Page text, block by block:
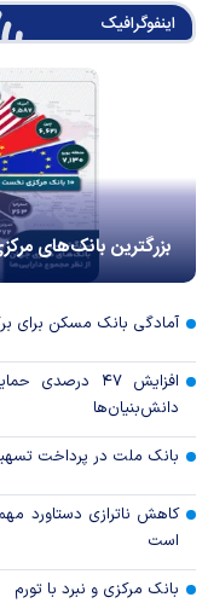
اینفوگرافیک
بزرگترین بانک‌های
آمادگی بانک مسکن برای
افزایش ۴۷
دانش‌بنیان‌ها
بانک ملت در پرداخت
کاهش ناترازی دستاورد
است
بانک مرکزی و نبرد با تورم